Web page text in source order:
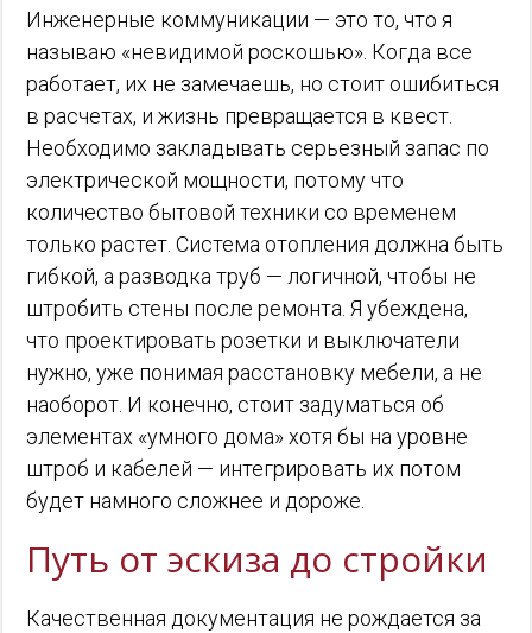
Инженерные коммуникации — это то, что я
называю «невидимой роскошью». Когда все
работает, их не замечаешь, но стоит ошибиться
в расчетах, и жизнь превращается в квест.
Необходимо закладывать серьезный запас по
электрической мощности, потому что
количество бытовой техники со временем
только растет. Система отопления должна быть
гибкой, а разводка труб — логичной, чтобы не
штробить стены после ремонта. Я убеждена,
что проектировать розетки и выключатели
нужно, уже понимая расстановку мебели, а не
наоборот. И конечно, стоит задуматься об
элементах «умного дома» хотя бы на уровне
штроб и кабелей — интегрировать их потом
будет намного сложнее и дороже.
Путь от эскиза до стройки
Качественная документация не рождается за